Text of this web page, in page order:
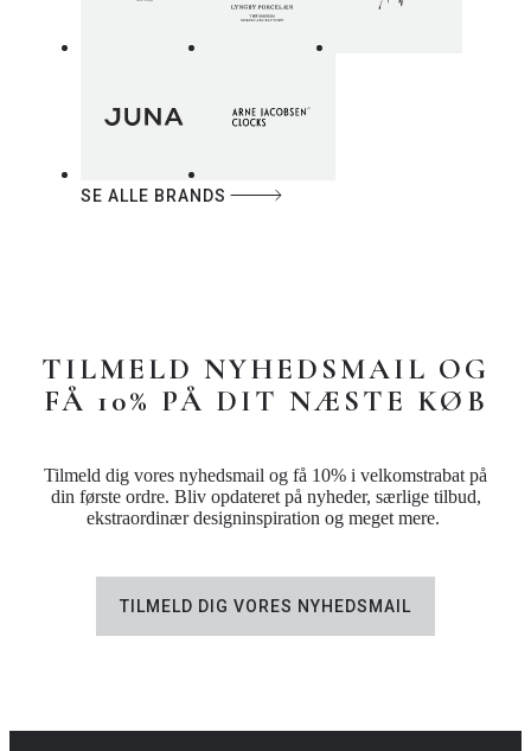
SE ALLE BRANDS
TILMELD NYHEDSMAIL OG
FÅ 10% PÅ DIT NÆSTE KØB
Tilmeld dig vores nyhedsmail og få 10% i velkomstrabat på
din første ordre. Bliv opdateret på nyheder, særlige tilbud,
ekstraordinær designinspiration og meget mere.
TILMELD DIG VORES NYHEDSMAIL